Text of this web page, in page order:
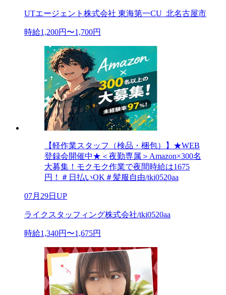
UTエージェント株式会社 東海第一CU_北名古屋市
時給1,200円〜1,700円
【軽作業スタッフ（検品・梱包）】★WEB
登録会開催中★＜夜勤専属＞Amazon×300名
大募集！モクモク作業で夜間時給は1675
円！＃日払いOK＃髪服自由/tki0520aa
07月29日UP
ライクスタッフィング株式会社/tki0520aa
時給1,340円〜1,675円